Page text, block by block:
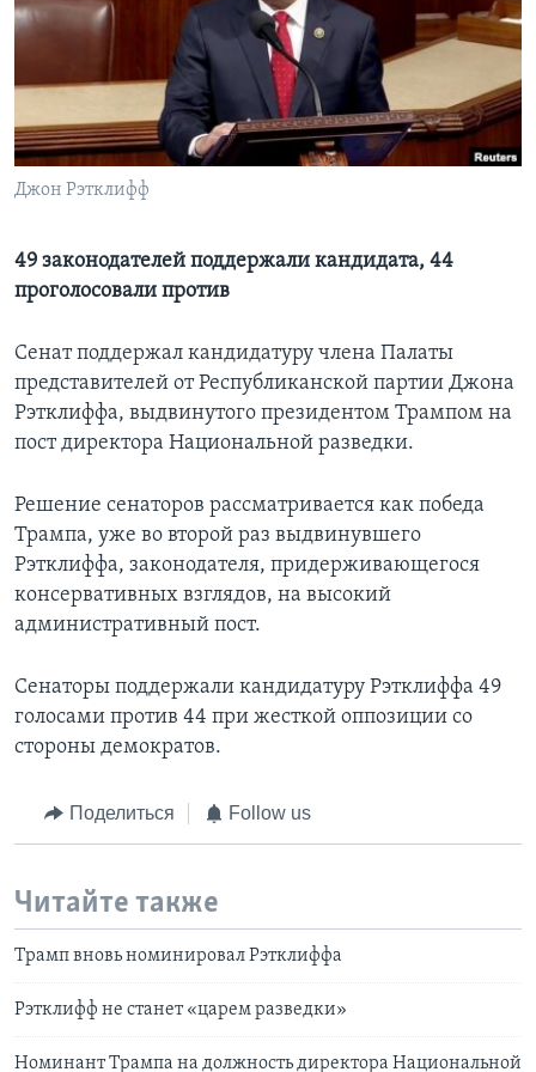
Learning English
СОЦИАЛЬНЫЕ СЕТИ
Джон Рэтклифф
49 законодателей поддержали кандидата, 44
проголосовали против
Сенат поддержал кандидатуру члена Палаты
представителей от Республиканской партии Джона
Рэтклиффа, выдвинутого президентом Трампом на
пост директора Национальной разведки.
Решение сенаторов рассматривается как победа
Трампа, уже во второй раз выдвинувшего
Рэтклиффа, законодателя, придерживающегося
консервативных взглядов, на высокий
административный пост.
Сенаторы поддержали кандидатуру Рэтклиффа 49
голосами против 44 при жесткой оппозиции со
стороны демократов.
Поделиться Follow us
Читайте также
Трамп вновь номинировал Рэтклиффа
Рэтклифф не станет «царем разведки»
Номинант Трампа на должность директора Национальной